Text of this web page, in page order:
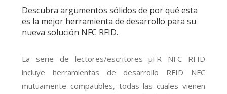
Descubra argumentos sólidos de por qué esta
es la mejor herramienta de desarrollo para su
nueva solución NFC RFID.
La serie de lectores/escritores μFR NFC RFID
incluye herramientas de desarrollo RFID NFC
mutuamente compatibles, todas las cuales vienen